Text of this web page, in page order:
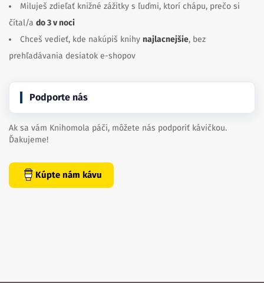
Miluješ zdieľať knižné zážitky s ľuďmi, ktorí chápu, prečo si
čítal/a do 3 v noci
Chceš vedieť, kde nakúpiš knihy najlacnejšie, bez
prehľadávania desiatok e-shopov
Podporte nás
Ak sa vám Knihomola páči, môžete nás podporiť kávičkou.
Ďakujeme!
Kúpte nám kávu